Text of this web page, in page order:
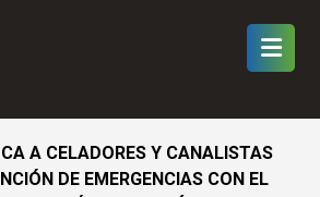
A CELADORES Y CANALISTAS
DE EMERGENCIAS CON EL